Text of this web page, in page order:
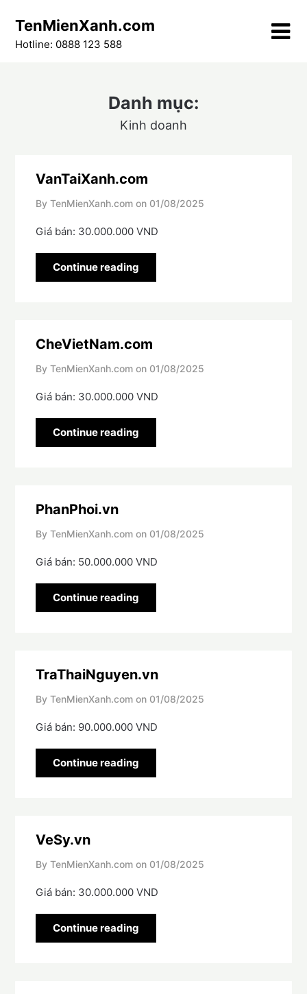
content
TenMienXanh.com
Hotline: 0888 123 588
Danh mục:
Kinh doanh
VanTaiXanh.com
By TenMienXanh.com on 01/08/2025
Giá bán: 30.000.000 VND
Continue reading
CheVietNam.com
By TenMienXanh.com on 01/08/2025
Giá bán: 30.000.000 VND
Continue reading
PhanPhoi.vn
By TenMienXanh.com on 01/08/2025
Giá bán: 50.000.000 VND
Continue reading
TraThaiNguyen.vn
By TenMienXanh.com on 01/08/2025
Giá bán: 90.000.000 VND
Continue reading
VeSy.vn
By TenMienXanh.com on 01/08/2025
Giá bán: 30.000.000 VND
Continue reading